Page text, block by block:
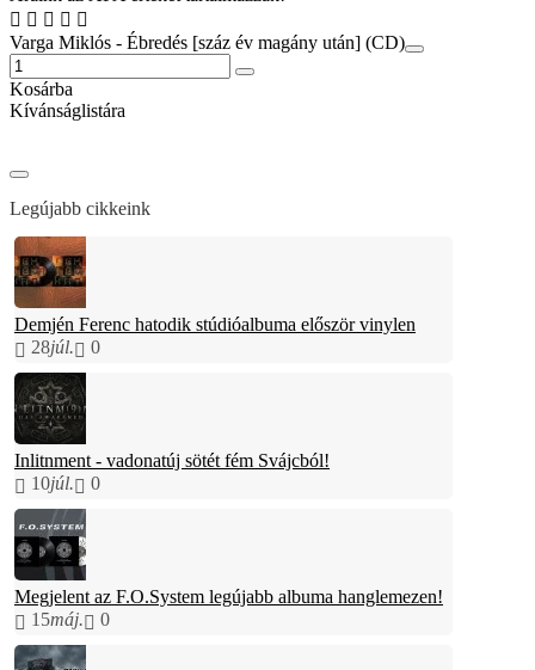
Varga Miklós - Ébredés [száz év magány után] (CD)
Kosárba
Kívánságlistára
Legújabb cikkeink
Demjén Ferenc hatodik stúdióalbuma először vinylen
28júl. 0
Inlitnment - vadonatúj sötét fém Svájcból!
10júl. 0
Megjelent az F.O.System legújabb albuma hanglemezen!
15máj. 0